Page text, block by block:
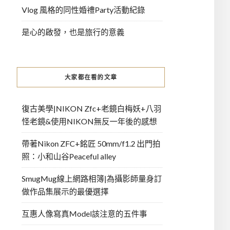
Vlog 風格的同性婚禮Party活動紀錄
是心的啟發，也是旅行的意義
大家都在看的文章
復古美學|NIKON Zfc+老鏡白梅妖+八羽
怪老鏡&使用NIKON無反一年後的感想
帶著Nikon ZFC+銘匠 50mm/f1.2 出門拍
照：小和山谷Peaceful alley
SmugMug線上網路相簿|為攝影師量身訂
做作品集展示的最優選擇
互惠人像寫真Model該注意的五件事